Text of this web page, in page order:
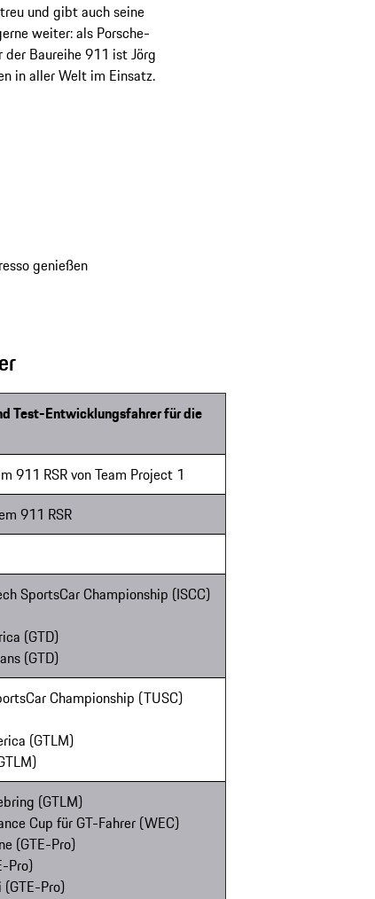
und gibt auch seine
weiter: als Porsche-
Baureihe 911 ist Jörg
in aller Welt im Einsatz.
genießen
Test-Entwicklungsfahrer für die
911 RSR von Team Project 1
911 RSR
SportsCar Championship (ISCC)
(GTD)
(GTD)
Championship (TUSC)
(GTLM)
(GTLM)
Cup für GT-Fahrer (WEC)
(GTE-Pro)
Pro)
Pro)